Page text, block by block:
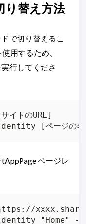
り替え方法
で切り替えるこ
用するため、
行してくださ
トのURL]
ページレ